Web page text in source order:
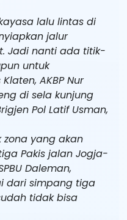
lalu lintas di
jalur
Jadi nanti ada titik-
untuk
AKBP Nur
di sela kunjung
Pol Latif Usman,
zona yang akan
Pakis jalan Jogja-
Daleman,
dari simpang tiga
tidak bisa